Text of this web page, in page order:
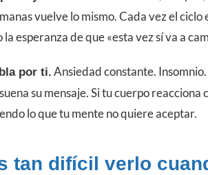
vuelve lo mismo. Cada vez el
la esperanza de que «esta vez sí va a
por ti. Ansiedad constante.
su mensaje. Si tu cuerpo
lo que tu mente no quiere aceptar.
tan difícil verlo